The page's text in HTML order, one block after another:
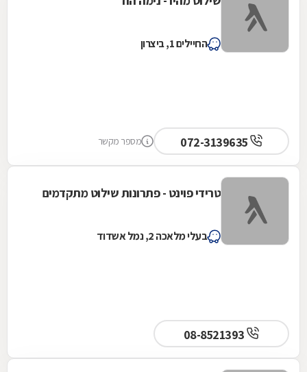
החיילים 1, ביצרון
מספר מקשר
טרידי פוינט - פתרונות שילוט מתקדמים
בעלי מלאכה 2, נמל אשדוד
08-8521393